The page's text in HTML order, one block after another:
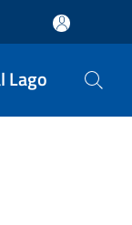
Lago